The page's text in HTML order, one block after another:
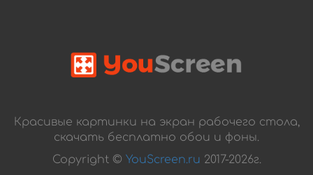
Красивые картинки на экран рабочего стола,
скачать бесплатно обои и фоны.
Copyright © YouScreen.ru 2017-2026г.